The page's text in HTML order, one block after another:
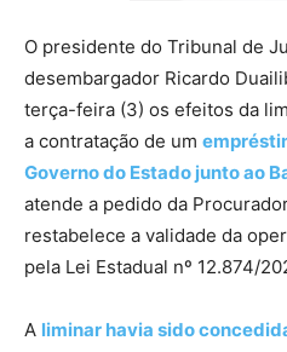
O presidente do Tribunal de
desembargador Ricardo
terça-feira (3) os efeitos da
a contratação de um
Governo do Estado junto ao
atende a pedido da
restabelece a validade da
pela Lei Estadual nº 12.874/
A liminar havia sido